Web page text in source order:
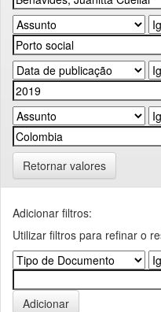
Retornar valores
Adicionar filtros:
Utilizar filtros para refinar o